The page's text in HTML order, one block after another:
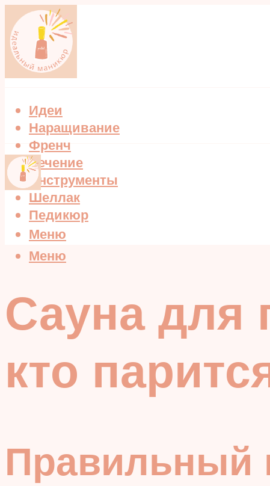
Идеи
Наращивание
Френч
Лечение
Инструменты
Шеллак
Педикюр
Меню
Меню
Сауна для
кто
Правильный